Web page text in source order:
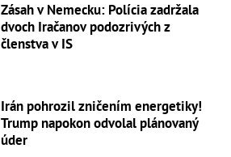
Zásah v Nemecku: Polícia zadržala
dvoch Iračanov podozrivých z
členstva v IS
Irán pohrozil zničením energetiky!
Trump napokon odvolal plánovaný
úder